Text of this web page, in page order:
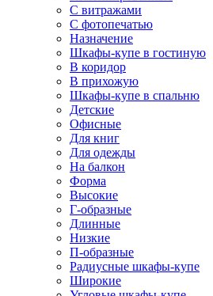
С витражами
С фотопечатью
Назначение
Шкафы-купе в гостиную
В коридор
В прихожую
Шкафы-купе в спальню
Детские
Офисные
Для книг
Для одежды
На балкон
Форма
Высокие
Г-образные
Длинные
Низкие
П-образные
Радиусные шкафы-купе
Широкие